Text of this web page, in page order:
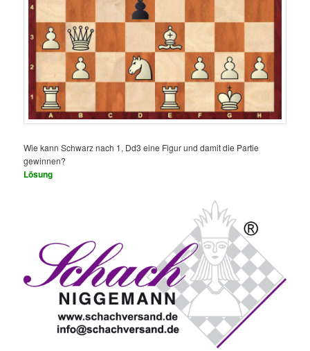
Wie kann Schwarz nach 1, Dd3 eine Figur und damit die Partie
gewinnen?
Lösung